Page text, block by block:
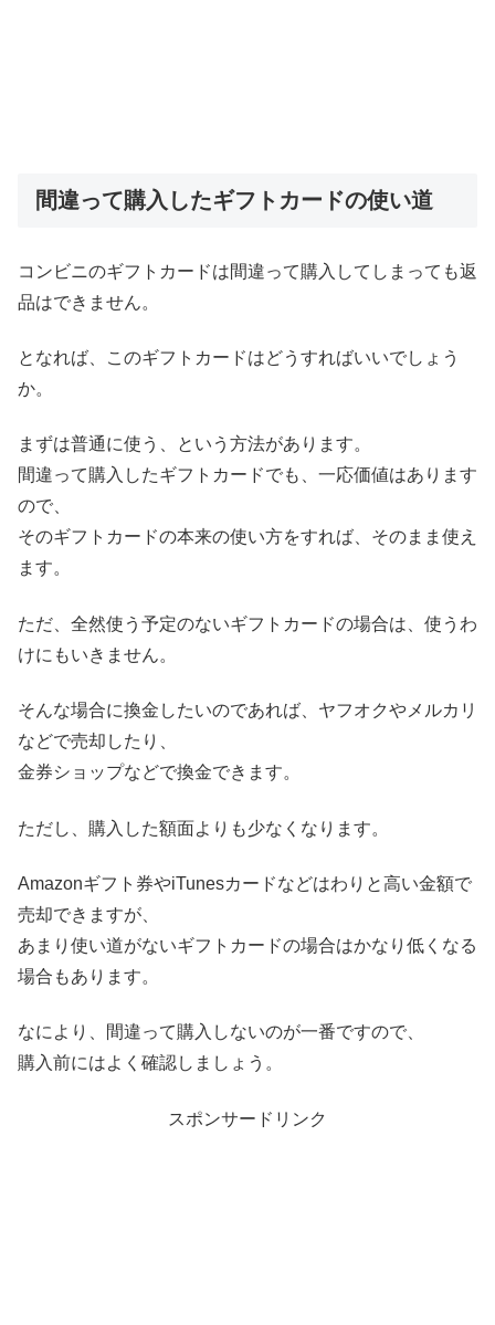
間違って購入したギフトカードの使い道
コンビニのギフトカードは間違って購入してしまっても返
品はできません。
となれば、このギフトカードはどうすればいいでしょう
か。
まずは普通に使う、という方法があります。
間違って購入したギフトカードでも、一応価値はあります
ので、
そのギフトカードの本来の使い方をすれば、そのまま使え
ます。
ただ、全然使う予定のないギフトカードの場合は、使うわ
けにもいきません。
そんな場合に換金したいのであれば、ヤフオクやメルカリ
などで売却したり、
金券ショップなどで換金できます。
ただし、購入した額面よりも少なくなります。
Amazonギフト券やiTunesカードなどはわりと高い金額で
売却できますが、
あまり使い道がないギフトカードの場合はかなり低くなる
場合もあります。
なにより、間違って購入しないのが一番ですので、
購入前にはよく確認しましょう。
スポンサードリンク